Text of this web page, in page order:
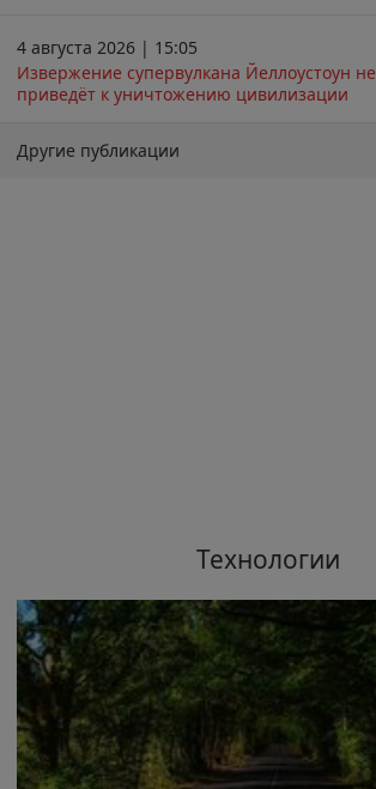
4 августа 2026 | 15:05
Извержение супервулкана Йеллоустоун не
приведёт к уничтожению цивилизации
Другие публикации
Технологии